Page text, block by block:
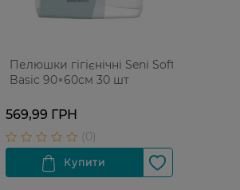
Пелюшки гігієнічні Seni Soft
Basic 90×60см 30 шт
569,99 ГРН